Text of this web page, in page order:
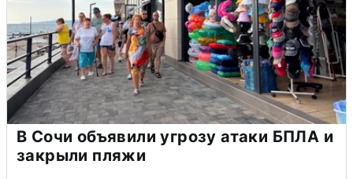
В Сочи объявили угрозу атаки БПЛА и
закрыли пляжи